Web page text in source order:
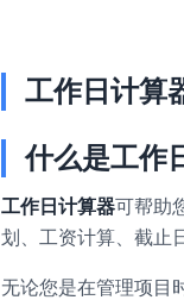
工作日计算
什么是工作
工作日计算器可帮助
划、工资计算、截止
无论您是在管理项目